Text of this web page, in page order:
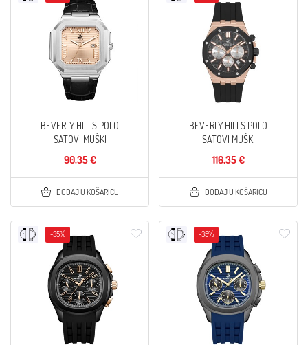
BEVERLY HILLS POLO
SATOVI MUŠKI
90,35 €
DODAJ U KOŠARICU
BEVERLY HILLS POLO
SATOVI MUŠKI
116,35 €
DODAJ U KOŠARICU
-35% -35%